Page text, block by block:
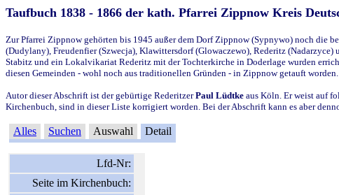
Taufbuch 1838 - 1866 der kath. Pfarrei Zippnow Kreis
Zur Pfarrei Zippnow gehörten bis 1945 außer dem Dorf Zippnow (Sypnywo) noch die
(Dudylany), Freudenfier (Szwecja), Klawittersdorf (Glowaczewo), Rederitz
Stabitz und ein Lokalvikariat Rederitz mit der Tochterkirche in Doderlage wurden
diesen Gemeinden - wohl noch aus traditionellen Gründen - in Zippnow getauft worden.
Autor dieser Abschrift ist der gebürtige RederitzerPaul Lüdtke aus Köln. Er weist auf
Kirchenbuch, sind in dieser Liste korrigiert worden. Bei der Abschrift kann es aber
Alles Suchen Auswahl Detail
Lfd-Nr:
Seite im Kirchenbuch: